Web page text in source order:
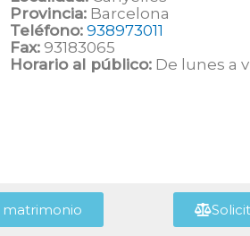
Provincia: Barcelona
Teléfono: 938973011
Fax: 93183065
Horario al público: De lunes a
matrimonio